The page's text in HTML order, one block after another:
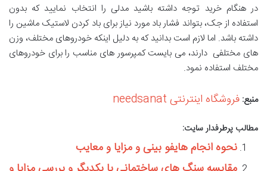
در هنگام خرید توجه داشته باشید مدلی را انتخاب نمایید که بدون
استفاده از جک، بتواند فشار باد مورد نیاز برای باد کردن لاستیک ماشین را
داشته باشد. اما لازم است بدانید که به دلیل اینکه خودروهای مختلف، وزن
های مختلفی دارند، می بایست کمپرسور های مناسب را برای خودروهای
مختلف استفاده نمود.
منبع: فروشگاه اینترنتی needsanat
مطالب پرطرفدار سایت:
نحوه انجام هایفو بینی و مزایا و معایب